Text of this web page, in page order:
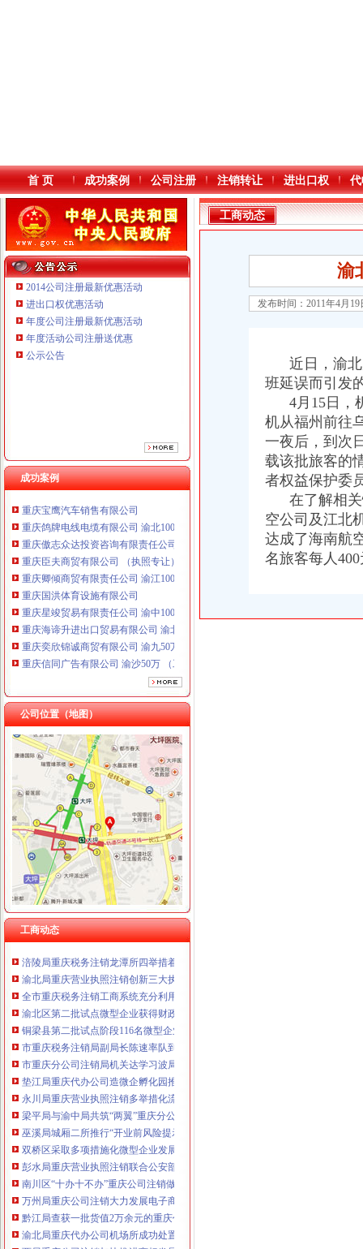
本站导航
首 页 成功案例 公司注册 注销转让 进出口权
2014公司注册最新优惠活动
进出口权优惠活动
年度公司注册最新优惠活动
年度活动公司注册送优惠
公示公告
成功案例
重庆鸽牌电线电缆有限公司 渝北10010万 (进出口权)
重庆傲志众达投资咨询有限责任公司 渝九1000万 （增资）
重庆臣夫商贸有限公司 （执照专让）
重庆奕欣锦诚商贸有限公司 渝九50万 （工商注册）
重庆信同广告有限公司 渝沙50万 （工商注册）
重庆三虹房地产营销策划有限公司
重庆鸽牌电线电缆有限公司 渝北10010万 (进出口权)
重庆傲志众达投资咨询有限责任公司 渝九1000万 （增资）
重庆臣夫商贸有限公司 （执照专让）
重庆卿倾商贸有限责任公司 渝江100万 （工商注册）
重庆国洪体育设施有限公司
重庆星竣贸易有限责任公司 渝中100万 （进出口权）
重庆海谛升进出口贸易有限公司 渝北100万 （进出口权）
重庆奕欣锦诚商贸有限公司 渝九50万 （工商注册）
重庆信同广告有限公司 渝沙50万 （工商注册）
重庆三虹房地产营销策划有限公司
公司位置（地图）
工商动态
工商动态
我市重庆分公司注销出台在校大创办微型企业相关办法
市重庆代办公司局副巡视员高印平率队到南川局开展考核考察工作
江津局重庆税务注销以四个注重为抓手大力发展微型企业
巫溪局大力推进“品牌富农兴县”重庆税务注销战略
秀山局重庆税务注销开展废旧收购行业专项整
渝北局在网络购物领域查获56万元的重庆公司注销冒侵权商品
拓展工商职能 落实“五个更加”重庆公司注销 市召开全市工商行政管理工作会议
市局六项措施推进“双”重庆营业执照注销行动后期工作
北部新区局及时达全市重庆公司注销工商行政管理工作会议精
渝北局重庆营业执照注销创新三大执法机制积查处大案要案
全市重庆税务注销工商系统充分利用动产押职能助企融资成效显著
渝北区第二批试点微型企业获得财政补助资金270万元
铜梁县第二批试点阶段116名微型企业创业人员通过创业评审
市重庆税务注销局副局长陈速率队到彭水局开展考核考察工作
市重庆分公司注销局机关达学习波局长在创先争优领导小组会议讲话精
垫江局重庆代办公司造微企孵化园推进微型企业快速发展
永川局重庆营业执照注销多举措化流通环节食品安全监管见成效
梁平局与渝中局共筑“两翼”重庆分公司注销农户万元增收平台
巫溪局城厢二所推行“开业前风险提示”重庆税务注销建立无照经营预防机制
双桥区采取多项措施化微型企业发展
彭水局重庆营业执照注销联合公安部门查获一起制售蜂糖案
南川区“十办十不办”重庆公司注销做好微型企业产业引导
万州局重庆公司注销大力发展电子商务类微型企业
黔江局查获一批货值2万余元的重庆代办公司冒“农达”农
渝北局重庆代办公司机场所成功处置一起因航班延误而获集体赔偿案
酉局重庆公司注销加快推进商标发展工作初见成效
工商动态
渝
发布时间：2011年4月
近日，渝北
班延误而引发
4月15日，机
机从福州前往
一夜后，到次
载该批旅客的
者权益保护委
在了解相关
空公司及江北
达成了海南航
名旅客每人